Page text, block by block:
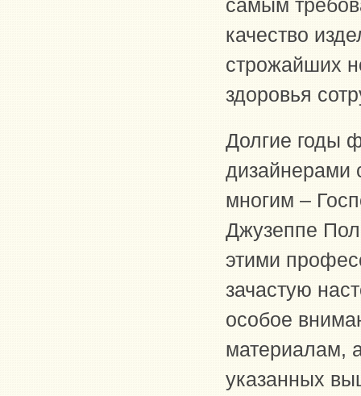
самым
качество
строжайших
здоровья
Долгие годы
дизайнерами
многим –
Джузеппе
этими
зачастую
особое
материалам,
указанных